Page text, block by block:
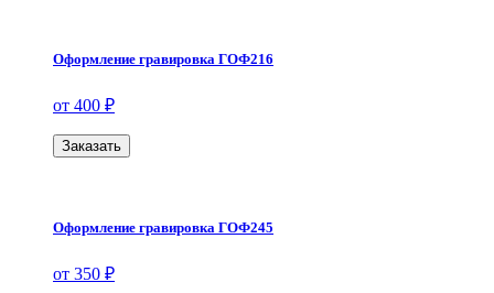
Оформление гравировка ГОФ216
от 400 ₽
Заказать
Оформление гравировка ГОФ245
от 350 ₽